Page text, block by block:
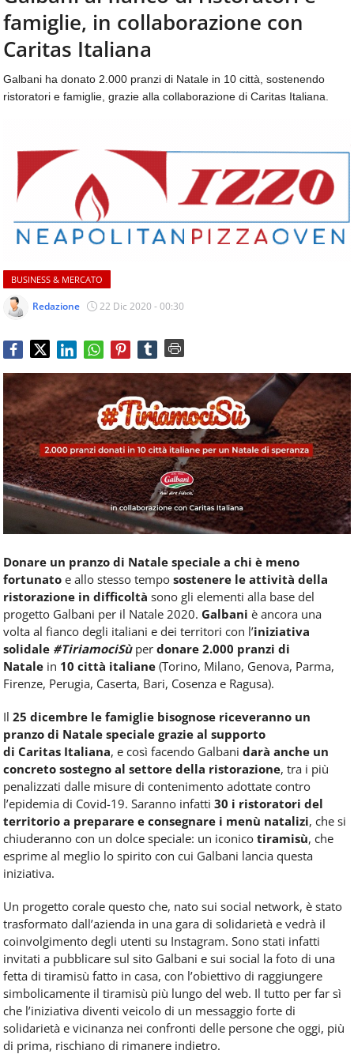
aggiornamenti
quotidiani
temi
come
ospitalità,
beverage,
catering
e
quotidiani
sul
dell'alimentazione,
dei
consumi
del
Food
Service
e
tutte
le
novità
del
comparto
Horeca.
CONTATTI
famiglie, in collaborazione con
Caritas Italiana
Galbani ha donato 2.000 pranzi di Natale in 10 città, sostenendo
ristoratori e famiglie, grazie alla collaborazione di Caritas Italiana.
BUSINESS & MERCATO
Redazione 22 Dic 2020 - 00:30
Donare un pranzo di Natale speciale a chi è meno
fortunato e allo stesso tempo sostenere le attività della
ristorazione in difficoltà sono gli elementi alla base del
progetto Galbani per il Natale 2020. Galbani è ancora una
volta al fianco degli italiani e dei territori con l’iniziativa
solidale #TiriamociSùper donare 2.000 pranzi di
Natale in 10 città italiane (Torino, Milano, Genova, Parma,
Firenze, Perugia, Caserta, Bari, Cosenza e Ragusa).
Il 25 dicembre le famiglie bisognose riceveranno un
pranzo di Natale speciale grazie al supporto
di Caritas Italiana, e così facendo Galbani darà anche un
concreto sostegno al settore della ristorazione, tra i più
penalizzati dalle misure di contenimento adottate contro
l’epidemia di Covid-19. Saranno infatti 30 i ristoratori del
territorio a preparare e consegnare i menù natalizi, che si
chiuderanno con un dolce speciale: un iconico tiramisù, che
esprime al meglio lo spirito con cui Galbani lancia questa
iniziativa.
Un progetto corale questo che, nato sui social network, è stato
trasformato dall’azienda in una gara di solidarietà e vedrà il
coinvolgimento degli utenti su Instagram. Sono stati infatti
invitati a pubblicare sul sito Galbani e sui social la foto di una
fetta di tiramisù fatto in casa, con l’obiettivo di raggiungere
simbolicamente il tiramisù più lungo del web. Il tutto per far sì
che l’iniziativa diventi veicolo di un messaggio forte di
solidarietà e vicinanza nei confronti delle persone che oggi, più
di prima, rischiano di rimanere indietro.